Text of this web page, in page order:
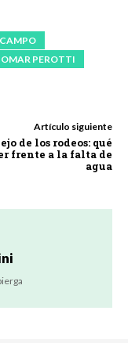
OMAR PEROTTI
Artículo siguiente
de los rodeos: qué
frente a la falta de
agua